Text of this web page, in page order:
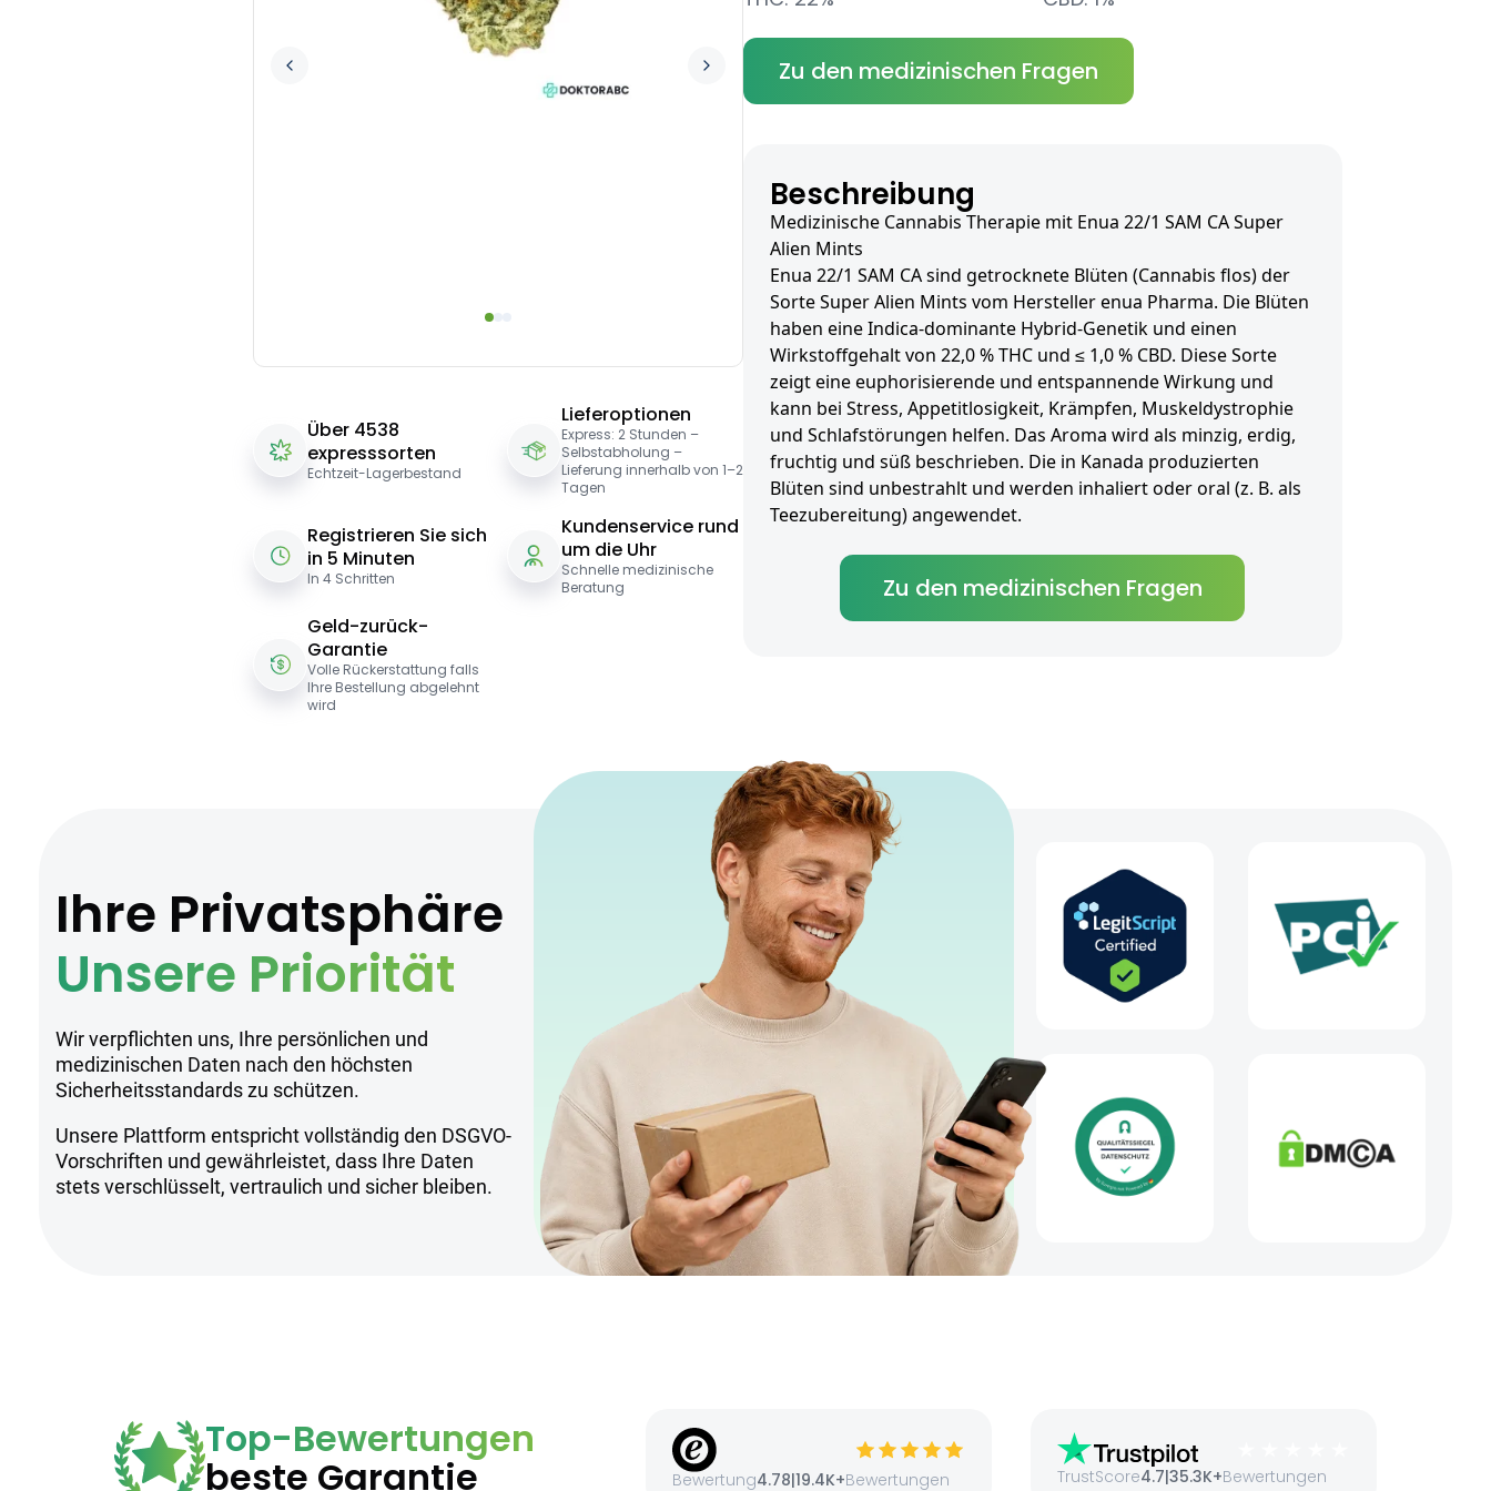
Über 4538
expresssorten
Echtzeit-Lagerbestand
Lieferoptionen
Express: 2 Stunden –
Selbstabholung –
Lieferung innerhalb von 1–2
Tagen
Registrieren Sie sich
in 5 Minuten
In 4 Schritten
Kundenservice rund
um die Uhr
Schnelle medizinische
Beratung
Geld-zurück-
Garantie
Volle Rückerstattung falls
Ihre Bestellung abgelehnt
wird
Zu den medizinischen Fragen
Beschreibung
Medizinische Cannabis Therapie mit Enua 22/1 SAM CA Super
Alien Mints
Enua 22/1 SAM CA sind getrocknete Blüten (Cannabis flos) der
Sorte Super Alien Mints vom Hersteller enua Pharma. Die Blüten
haben eine Indica-dominante Hybrid-Genetik und einen
Wirkstoffgehalt von 22,0 % THC und ≤ 1,0 % CBD. Diese Sorte
zeigt eine euphorisierende und entspannende Wirkung und
kann bei Stress, Appetitlosigkeit, Krämpfen, Muskeldystrophie
und Schlafstörungen helfen. Das Aroma wird als minzig, erdig,
fruchtig und süß beschrieben. Die in Kanada produzierten
Blüten sind unbestrahlt und werden inhaliert oder oral (z. B. als
Teezubereitung) angewendet.
Zu den medizinischen Fragen
Ihre Privatsphäre
Unsere Priorität
Wir verpflichten uns, Ihre persönlichen und
medizinischen Daten nach den höchsten
Sicherheitsstandards zu schützen.
Unsere Plattform entspricht vollständig den DSGVO-
Vorschriften und gewährleistet, dass Ihre Daten
stets verschlüsselt, vertraulich und sicher bleiben.
Top-Bewertungen
beste Garantie Bewertung4.78|19.4K+Bewertungen TrustScore4.7|35.3K+Bewertungen